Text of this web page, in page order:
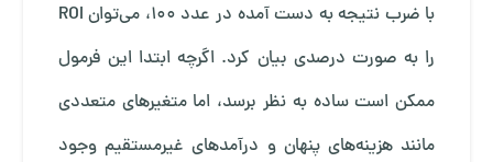
با ضرب نتیجه به دست آمده در عدد 100، می‌توان ROI
را به صورت درصدی بیان کرد. اگرچه ابتدا این فرمول
ممکن است ساده به نظر برسد، اما متغیرهای متعددی
مانند هزینه‌های پنهان و درآمدهای غیرمستقیم وجود